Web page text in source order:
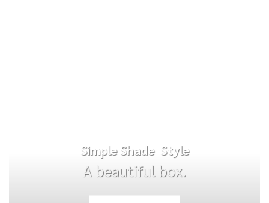
Simple Shade Style
A beautiful box.